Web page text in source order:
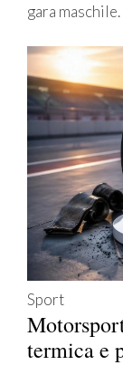
gara maschile.
Sport
termica e